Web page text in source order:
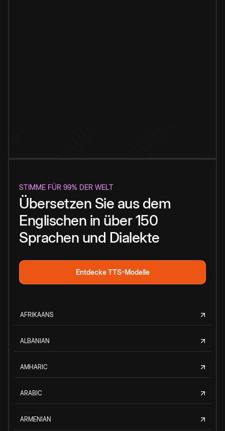
STIMME FÜR 99% DER WELT
Übersetzen Sie aus dem
Englischen in über 150
Sprachen und Dialekte
Entdecke TTS-Modelle
AFRIKAANS
ALBANIAN
AMHARIC
ARABIC
ARMENIAN